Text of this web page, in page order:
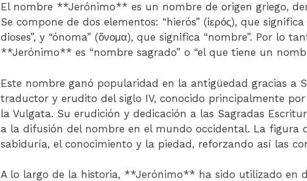
El nombre **Jerónimo** es un nombre de origen griego,
Se compone de dos elementos: “hierós” (ἱερός), que
dioses”, y “ónoma” (ὄνομα), que significa “nombre”. Por lo
**Jerónimo** es “nombre sagrado” o “el que tiene un
Este nombre ganó popularidad en la antigüedad gracias a
traductor y erudito del siglo IV, conocido principalmente
la Vulgata. Su erudición y dedicación a las Sagradas
a la difusión del nombre en el mundo occidental. La figura
sabiduría, el conocimiento y la piedad, reforzando así las
A lo largo de la historia, **Jerónimo** ha sido utilizado en